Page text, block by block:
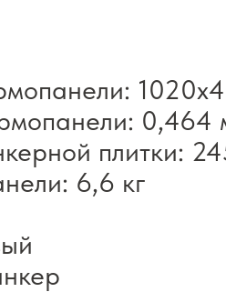
0,464
плитки:
6,6 кг